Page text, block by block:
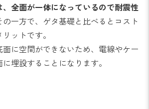
、全面が一体になっているので耐震性
の一方で、ゲタ基礎と比べるとコスト
ットです。
に空間ができないため、電線やケー
埋設することになります。